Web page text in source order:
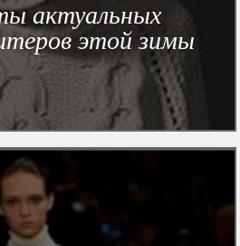
актуальных
этой зимы